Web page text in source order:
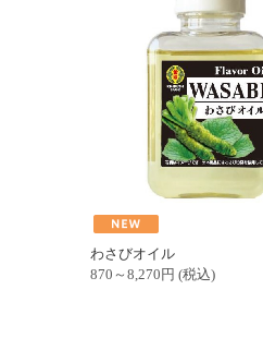
わさびオイル
870～8,270 円 (税込)